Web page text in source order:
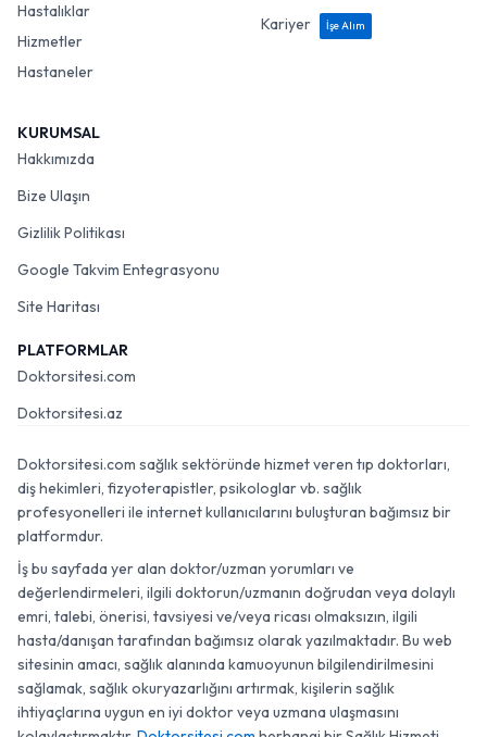
Hastalıklar
Hizmetler
Hastaneler
Kariyer
İşe Alım
KURUMSAL
Hakkımızda
Bize Ulaşın
Gizlilik Politikası
Google Takvim Entegrasyonu
Site Haritası
PLATFORMLAR
Doktorsitesi.com
Doktorsitesi.az
Doktorsitesi.com sağlık sektöründe hizmet veren tıp doktorları,
diş hekimleri, fizyoterapistler, psikologlar vb. sağlık
profesyonelleri ile internet kullanıcılarını buluşturan bağımsız bir
platformdur.
İş bu sayfada yer alan doktor/uzman yorumları ve
değerlendirmeleri, ilgili doktorun/uzmanın doğrudan veya dolaylı
emri, talebi, önerisi, tavsiyesi ve/veya ricası olmaksızın, ilgili
hasta/danışan tarafından bağımsız olarak yazılmaktadır. Bu web
sitesinin amacı, sağlık alanında kamuoyunun bilgilendirilmesini
sağlamak, sağlık okuryazarlığını artırmak, kişilerin sağlık
ihtiyaçlarına uygun en iyi doktor veya uzmana ulaşmasını